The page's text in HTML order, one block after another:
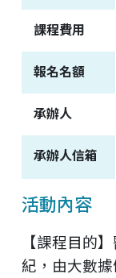
課程費用
報名名額
承辦人
承辦人信箱
活動內容
【課程目的
紀，由大數